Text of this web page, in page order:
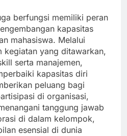
berfungsi memiliki peran
kapasitas
mahasiswa. Melalui
kegiatan yang ditawarkan,
serta manajemen,
kapasitas diri
peluang bagi
di organisasi,
tanggung jawab
di dalam kelompok,
esensial di dunia